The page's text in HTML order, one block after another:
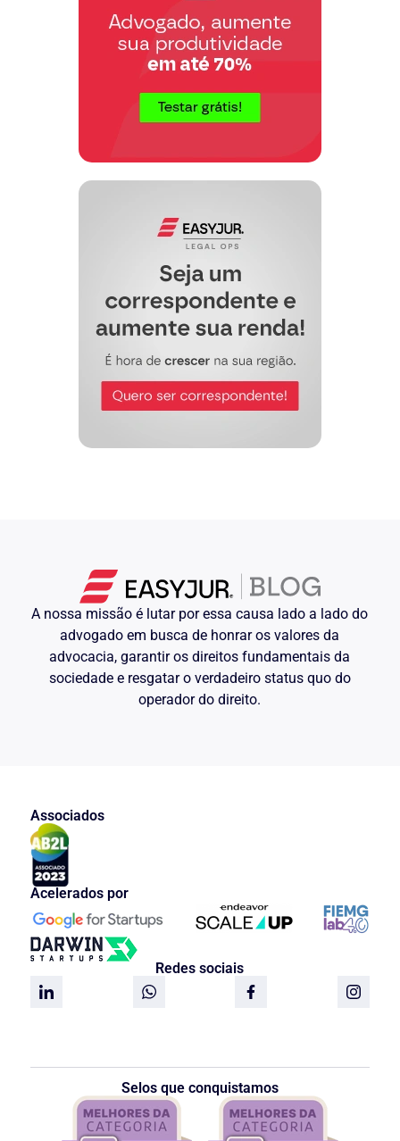
A nossa missão é lutar por essa causa lado a lado do
advogado em busca de honrar os valores da
advocacia, garantir os direitos fundamentais da
sociedade e resgatar o verdadeiro status quo do
operador do direito.
Associados
Acelerados por
Redes sociais
Selos que conquistamos